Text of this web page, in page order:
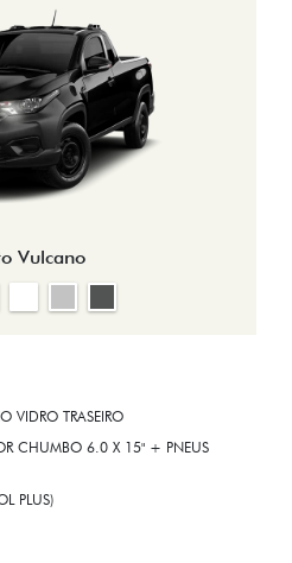
Vulcano
VIDRO TRASEIRO
CHUMBO 6.0 X 15" + PNEUS
PLUS)